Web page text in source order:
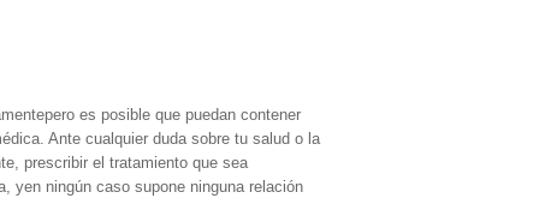
es posible que puedan contener
Ante cualquier duda sobre tu salud o la
prescribir el tratamiento que sea
yen ningún caso supone ninguna relación